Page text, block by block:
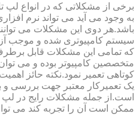
برخی از مشکلاتی که در انواع
به وجود می آید می تواند نرم
باشد.هر دوی این مشکلات می
سیستم کامپیوتری شده و موجب
که تمامی این مشکلات قابل
متخصصین کامپیوتر بوده و می
کوتاهی تعمیر نمود.نکته حائز
یک تعمیرکار معتبر جهت بررسی و
است.از جمله مشکلات رایج در
ممکن است آن را تجربه کند می